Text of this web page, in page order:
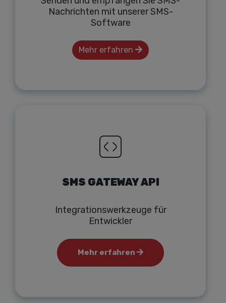
Nachrichten mit unserer SMS-
Software
Mehr erfahren
SMS GATEWAY API
Integrationswerkzeuge für
Entwickler
Mehr erfahren